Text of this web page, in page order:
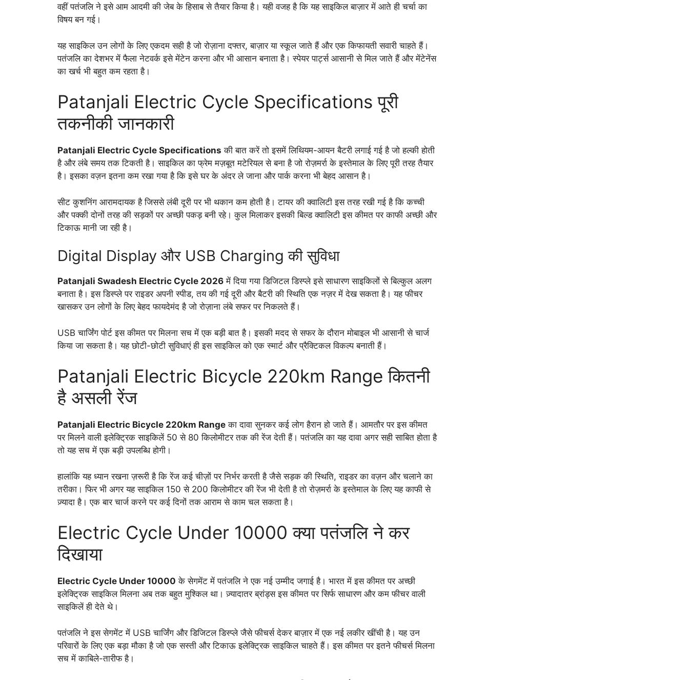
वहीं पतंजलि ने इसे आम आदमी की जेब के हिसाब से तैयार किया है। यही वजह है कि यह साइकिल बाज़ार में आते ही चर्चा का
विषय बन गई।
यह साइकिल उन लोगों के लिए एकदम सही है जो रोज़ाना दफ्तर, बाज़ार या स्कूल जाते हैं और एक किफायती सवारी चाहते हैं।
पतंजलि का देशभर में फैला नेटवर्क इसे मेंटेन करना और भी आसान बनाता है। स्पेयर पार्ट्स आसानी से मिल जाते हैं और मेंटेनेंस
का खर्च भी बहुत कम रहता है।
Patanjali Electric Cycle Specifications पूरी
तकनीकी जानकारी
Patanjali Electric Cycle Specifications की बात करें तो इसमें लिथियम-आयन बैटरी लगाई गई है जो हल्की होती
है और लंबे समय तक टिकती है। साइकिल का फ्रेम मज़बूत मटेरियल से बना है जो रोज़मर्रा के इस्तेमाल के लिए पूरी तरह तैयार
है। इसका वज़न इतना कम रखा गया है कि इसे घर के अंदर ले जाना और पार्क करना भी बेहद आसान है।
सीट कुशनिंग आरामदायक है जिससे लंबी दूरी पर भी थकान कम होती है। टायर की क्वालिटी इस तरह रखी गई है कि कच्ची
और पक्की दोनों तरह की सड़कों पर अच्छी पकड़ बनी रहे। कुल मिलाकर इसकी बिल्ड क्वालिटी इस कीमत पर काफी अच्छी और
टिकाऊ मानी जा रही है।
Digital Display और USB Charging की सुविधा
Patanjali Swadesh Electric Cycle 2026 में दिया गया डिजिटल डिस्प्ले इसे साधारण साइकिलों से बिल्कुल अलग
बनाता है। इस डिस्प्ले पर राइडर अपनी स्पीड, तय की गई दूरी और बैटरी की स्थिति एक नज़र में देख सकता है। यह फीचर
खासकर उन लोगों के लिए बेहद फायदेमंद है जो रोज़ाना लंबे सफर पर निकलते हैं।
USB चार्जिंग पोर्ट इस कीमत पर मिलना सच में एक बड़ी बात है। इसकी मदद से सफर के दौरान मोबाइल भी आसानी से चार्ज
किया जा सकता है। यह छोटी-छोटी सुविधाएं ही इस साइकिल को एक स्मार्ट और प्रैक्टिकल विकल्प बनाती हैं।
Patanjali Electric Bicycle 220km Range कितनी
है असली रेंज
Patanjali Electric Bicycle 220km Range का दावा सुनकर कई लोग हैरान हो जाते हैं। आमतौर पर इस कीमत
पर मिलने वाली इलेक्ट्रिक साइकिलें 50 से 80 किलोमीटर तक की रेंज देती हैं। पतंजलि का यह दावा अगर सही साबित होता है
तो यह सच में एक बड़ी उपलब्धि होगी।
हालांकि यह ध्यान रखना ज़रूरी है कि रेंज कई चीज़ों पर निर्भर करती है जैसे सड़क की स्थिति, राइडर का वज़न और चलाने का
तरीका। फिर भी अगर यह साइकिल 150 से 200 किलोमीटर की रेंज भी देती है तो रोज़मर्रा के इस्तेमाल के लिए यह काफी से
ज़्यादा है। एक बार चार्ज करने पर कई दिनों तक आराम से काम चल सकता है।
Electric Cycle Under 10000 क्या पतंजलि ने कर
दिखाया
Electric Cycle Under 10000 के सेगमेंट में पतंजलि ने एक नई उम्मीद जगाई है। भारत में इस कीमत पर अच्छी
इलेक्ट्रिक साइकिल मिलना अब तक बहुत मुश्किल था। ज़्यादातर ब्रांड्स इस कीमत पर सिर्फ साधारण और कम फीचर वाली
साइकिलें ही देते थे।
पतंजलि ने इस सेगमेंट में USB चार्जिंग और डिजिटल डिस्प्ले जैसे फीचर्स देकर बाज़ार में एक नई लकीर खींची है। यह उन
परिवारों के लिए एक बड़ा मौका है जो एक सस्ती और टिकाऊ इलेक्ट्रिक साइकिल चाहते हैं। इस कीमत पर इतने फीचर्स मिलना
सच में काबिले-तारीफ है।